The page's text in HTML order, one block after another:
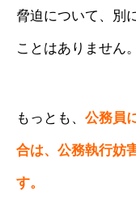
脅迫について、別
ことはありません。
もっとも、 公務員
合は、公務執行妨
す。